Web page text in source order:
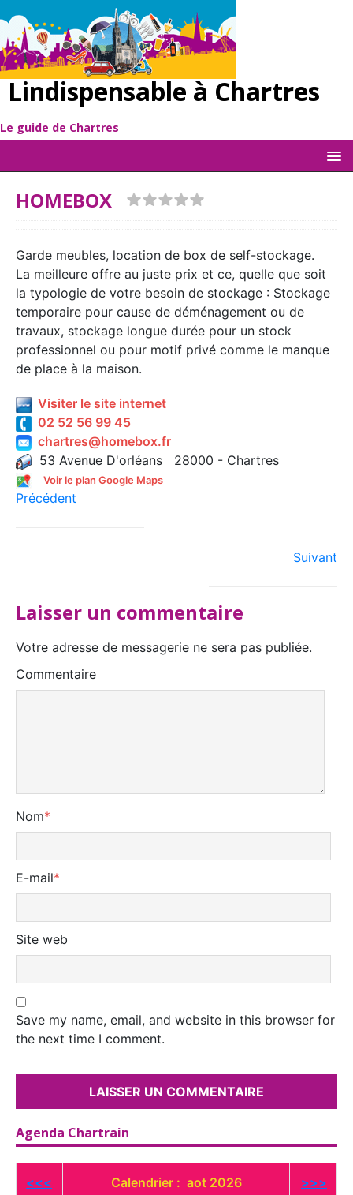
Lindispensable à Chartres
Le guide de Chartres
HOMEBOX
Garde meubles, location de box de self-stockage.
La meilleure offre au juste prix et ce, quelle que soit
la typologie de votre besoin de stockage : Stockage
temporaire pour cause de déménagement ou de
travaux, stockage longue durée pour un stock
professionnel ou pour motif privé comme le manque
de place à la maison.
Visiter le site internet
02 52 56 99 45
chartres@homebox.fr
53 Avenue D'orléans 28000 - Chartres
Voir le plan Google Maps
Précédent
Suivant
Laisser un commentaire
Votre adresse de messagerie ne sera pas publiée.
Commentaire
Nom*
E-mail*
Site web
Save my name, email, and website in this browser for
the next time I comment.
Agenda Chartrain
<<< Calendrier : aot 2026 >>>